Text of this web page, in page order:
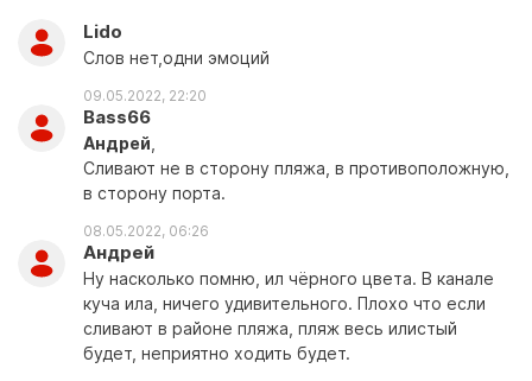
Lido
Слов нет,одни эмоций
09.05.2022, 22:20
Bass66
Андpей
Сливают не в сторону пляжа, в противоположную,
в сторону порта.
08.05.2022, 06:26
Андpей
Ну насколько помню, ил чёрного цвета. В канале
куча ила, ничего удивительного. Плохо что если
сливают в районе пляжа, пляж весь илистый
будет, неприятно ходить будет.